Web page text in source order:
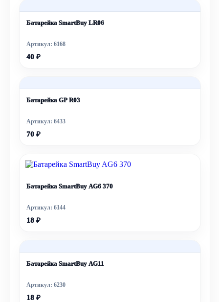
Батарейка SmartBuy LR06
Артикул: 6168
40 ₽
Батарейка GP R03
Артикул: 6433
70 ₽
Батарейка SmartBuy AG6 370
Артикул: 6144
18 ₽
Батарейка SmartBuy AG11
Артикул: 6230
18 ₽